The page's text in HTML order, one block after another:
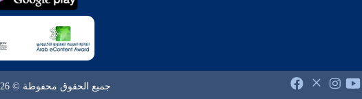
جميع الحقوق محفوظة © 2026 - 1998 لشبكة إسلام ويب